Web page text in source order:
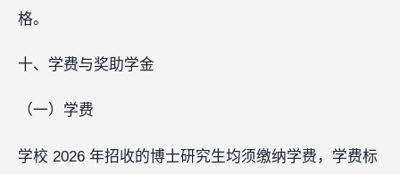
格。
十、学费与奖助学金
（一）学费
学校 2026 年招收的博士研究生均须缴纳学费，学费标